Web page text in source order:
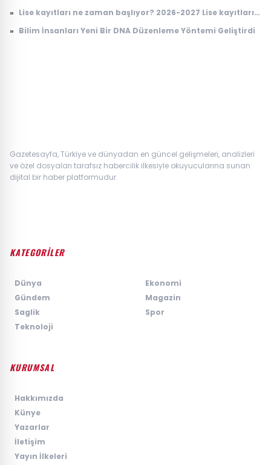
» Lise kayıtları ne zaman başlıyor? 2026-2027 Lise kayıtları
» Bilim İnsanları Yeni Bir DNA Düzenleme Yöntemi Geliştirdi
Gazetesayfa, Türkiye ve dünyadan en güncel gelişmeleri, analizleri
ve özel dosyaları tarafsız habercilik ilkesiyle okuyucularına sunan
dijital bir haber platformudur.
KATEGORİLER
Dünya
Ekonomi
Gündem
Magazin
Saglik
Spor
Teknoloji
KURUMSAL
Hakkımızda
Künye
Yazarlar
İletişim
Yayın İlkeleri